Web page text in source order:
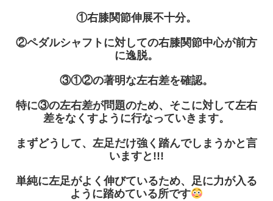
①右膝関節伸展不十分。
②ペダルシャフトに対しての右膝関節中心が前方
に逸脱。
③①②の著明な左右差を確認。
特に③の左右差が問題のため、そこに対して左右
差をなくすように行なっていきます。
まずどうして、左足だけ強く踏んでしまうかと言
いますと!!!
単純に左足がよく伸びているため、足に力が入る
ように踏めている所です